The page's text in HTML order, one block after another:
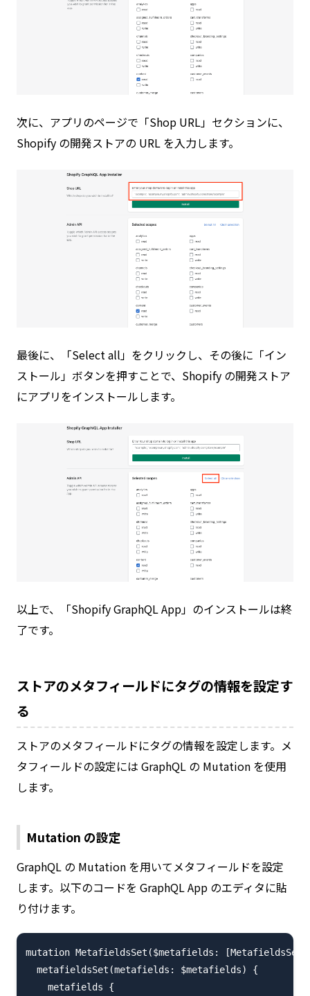
次に、アプリのページで「Shop URL」セクションに、
Shopify の開発ストアの URL を入力します。
最後に、「Select all」をクリックし、その後に「イン
ストール」ボタンを押すことで、Shopify の開発ストア
にアプリをインストールします。
以上で、「Shopify GraphQL App」のインストールは終
了です。
ストアのメタフィールドにタグの情報を設定す
る
ストアのメタフィールドにタグの情報を設定します。メ
タフィールドの設定には GraphQL の Mutation を使用
します。
Mutation の設定
GraphQL の Mutation を用いてメタフィールドを設定
します。以下のコードを GraphQL App のエディタに貼
り付けます。
mutation MetafieldsSet($metafields:
  metafieldsSet(metafields: $metafields) {
    metafields {